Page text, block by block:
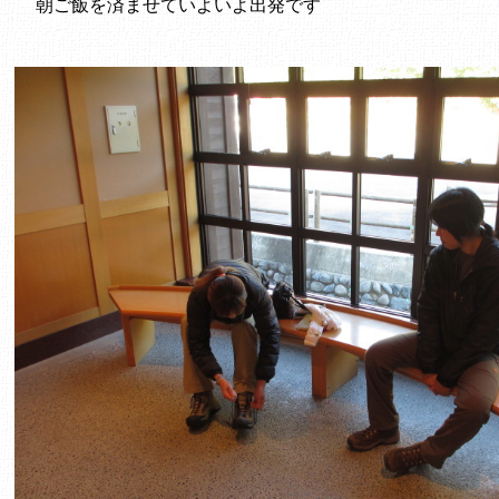
朝ご飯を済ませていよいよ出発です